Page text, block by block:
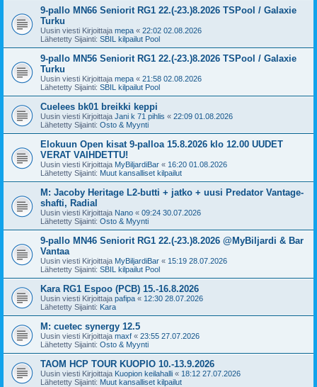
9-pallo MN66 Seniorit RG1 22.(-23.)8.2026 TSPool / Galaxie
Turku
Uusin viesti Kirjoittaja mepa « 22:02 02.08.2026
Lähetetty Sijainti: SBIL kilpailut Pool
9-pallo MN56 Seniorit RG1 22.(-23.)8.2026 TSPool / Galaxie
Turku
Uusin viesti Kirjoittaja mepa « 21:58 02.08.2026
Lähetetty Sijainti: SBIL kilpailut Pool
Cuelees bk01 breikki keppi
Uusin viesti Kirjoittaja Jani k 71 pihlis « 22:09 01.08.2026
Lähetetty Sijainti: Osto & Myynti
Elokuun Open kisat 9-palloa 15.8.2026 klo 12.00 UUDET
VERAT VAIHDETTU!
Uusin viesti Kirjoittaja MyBiljardiBar « 16:20 01.08.2026
Lähetetty Sijainti: Muut kansalliset kilpailut
M: Jacoby Heritage L2-butti + jatko + uusi Predator Vantage-
shafti, Radial
Uusin viesti Kirjoittaja Nano « 09:24 30.07.2026
Lähetetty Sijainti: Osto & Myynti
9-pallo MN46 Seniorit RG1 22.(-23.)8.2026 @MyBiljardi & Bar
Vantaa
Uusin viesti Kirjoittaja MyBiljardiBar « 15:19 28.07.2026
Lähetetty Sijainti: SBIL kilpailut Pool
Kara RG1 Espoo (PCB) 15.-16.8.2026
Uusin viesti Kirjoittaja pafipa « 12:30 28.07.2026
Lähetetty Sijainti: Kara
M: cuetec synergy 12.5
Uusin viesti Kirjoittaja maxf « 23:55 27.07.2026
Lähetetty Sijainti: Osto & Myynti
TAOM HCP TOUR KUOPIO 10.-13.9.2026
Uusin viesti Kirjoittaja Kuopion keilahalli « 18:12 27.07.2026
Lähetetty Sijainti: Muut kansalliset kilpailut